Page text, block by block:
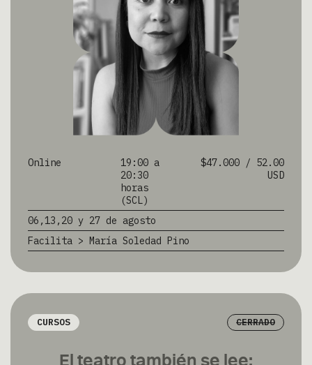
Online
19:00 a
20:30
horas
(SCL)
$47.000 / 52.00
USD
06,13,20 y 27 de agosto
Facilita > María Soledad Pino
CURSOS CERRADO
El teatro también se lee: